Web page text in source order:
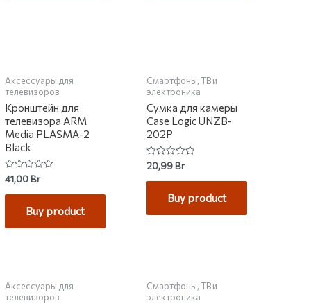
Аксессуары для
телевизоров
Кронштейн для
телевизора ARM
Media PLASMA-2
Black
Rated
0
out
41,00Br
Buy product
Смартфоны, ТВ и
электроника
Сумка для камеры
Case Logic UNZB-
202P
Rated
0
out
20,99Br
Buy product
Аксессуары для
телевизоров
Смартфоны, ТВ и
электроника